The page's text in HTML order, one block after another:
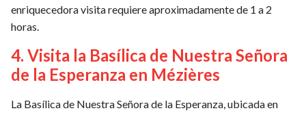
enriquecedora visita requiere aproximadamente de 1 a 2
horas.
4. Visita la Basílica de Nuestra Señora
de la Esperanza en Mézières
La Basílica de Nuestra Señora de la Esperanza, ubicada en